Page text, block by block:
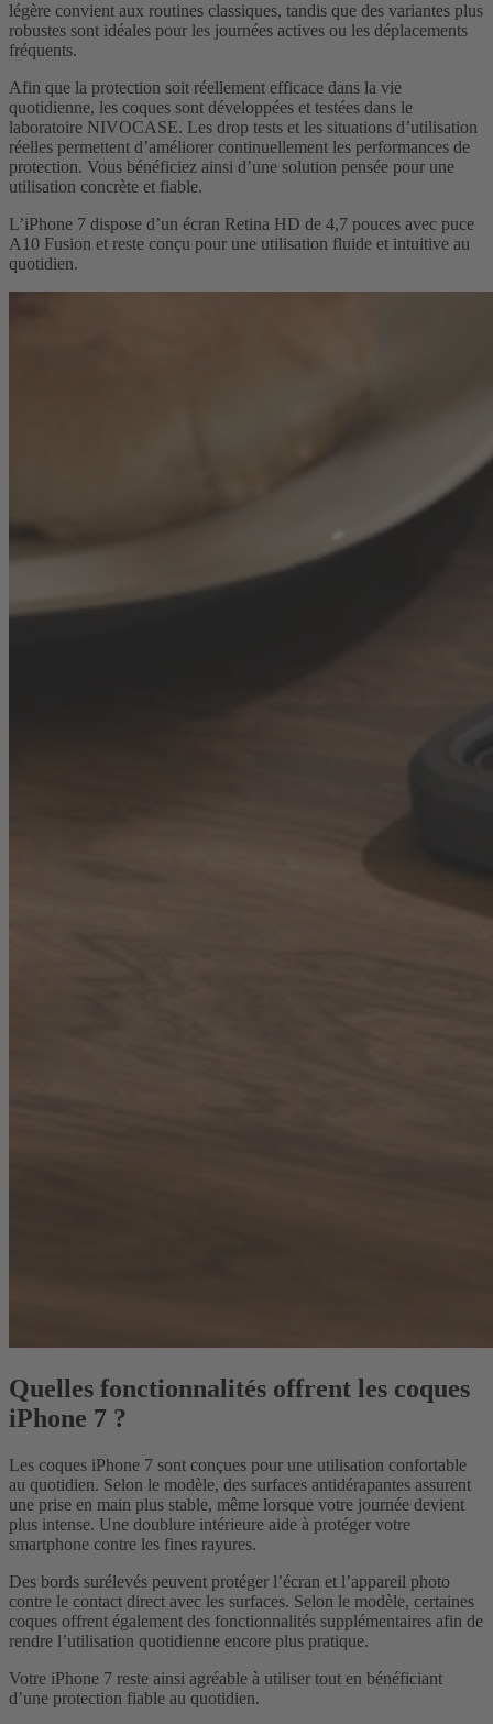
légère convient aux routines classiques, tandis que des variantes plus
robustes sont idéales pour les journées actives ou les déplacements
fréquents.
Afin que la protection soit réellement efficace dans la vie
quotidienne, les coques sont développées et testées dans le
laboratoire NIVOCASE. Les drop tests et les situations d’utilisation
réelles permettent d’améliorer continuellement les performances de
protection. Vous bénéficiez ainsi d’une solution pensée pour une
utilisation concrète et fiable.
L’iPhone 7 dispose d’un écran Retina HD de 4,7 pouces avec puce
A10 Fusion et reste conçu pour une utilisation fluide et intuitive au
quotidien.
Quelles fonctionnalités offrent les coques
iPhone 7 ?
Les coques iPhone 7 sont conçues pour une utilisation confortable
au quotidien. Selon le modèle, des surfaces antidérapantes assurent
une prise en main plus stable, même lorsque votre journée devient
plus intense. Une doublure intérieure aide à protéger votre
smartphone contre les fines rayures.
Des bords surélevés peuvent protéger l’écran et l’appareil photo
contre le contact direct avec les surfaces. Selon le modèle, certaines
coques offrent également des fonctionnalités supplémentaires afin de
rendre l’utilisation quotidienne encore plus pratique.
Votre iPhone 7 reste ainsi agréable à utiliser tout en bénéficiant
d’une protection fiable au quotidien.